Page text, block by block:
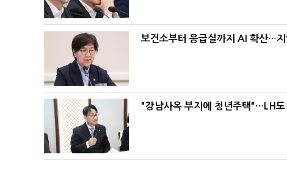
보건소부터 응급실까지 AI 확산…
"강남사옥 부지에 청년주택"…LH